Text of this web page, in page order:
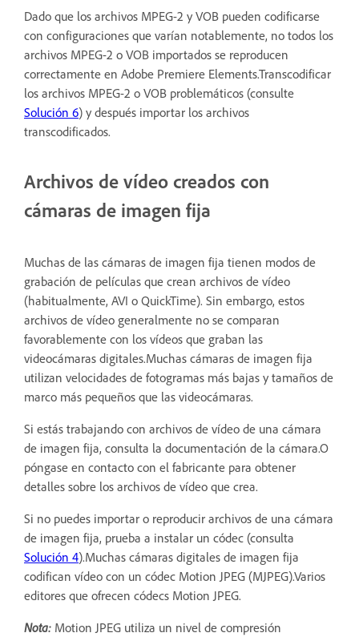
Dado que los archivos MPEG-2 y VOB pueden codificarse
con configuraciones que varían notablemente, no todos los
archivos MPEG-2 o VOB importados se reproducen
correctamente en Adobe Premiere Elements.Transcodificar
los archivos MPEG-2 o VOB problemáticos (consulte
Solución 6) y después importar los archivos
transcodificados.
Archivos de vídeo creados con
cámaras de imagen fija
Muchas de las cámaras de imagen fija tienen modos de
grabación de películas que crean archivos de vídeo
(habitualmente, AVI o QuickTime). Sin embargo, estos
archivos de vídeo generalmente no se comparan
favorablemente con los vídeos que graban las
videocámaras digitales.Muchas cámaras de imagen fija
utilizan velocidades de fotogramas más bajas y tamaños de
marco más pequeños que las videocámaras.
Si estás trabajando con archivos de vídeo de una cámara
de imagen fija, consulta la documentación de la cámara.O
póngase en contacto con el fabricante para obtener
detalles sobre los archivos de vídeo que crea.
Si no puedes importar o reproducir archivos de una cámara
de imagen fija, prueba a instalar un códec (consulta
Solución 4).Muchas cámaras digitales de imagen fija
codifican vídeo con un códec Motion JPEG (MJPEG).Varios
editores que ofrecen códecs Motion JPEG.
Nota: Motion JPEG utiliza un nivel de compresión